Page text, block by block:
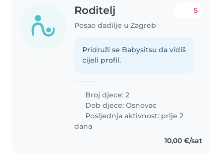
Roditelj
Posao dadilje u Zagreb
5
Pridruži se Babysitsu da vidiš
cijeli profil.
Broj djece: 2
Dob djece:Osnovac
Posljednja aktivnost: prije 2
dana
10,00 €/sat